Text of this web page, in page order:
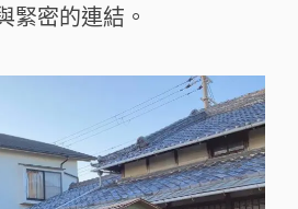
緊密的連結。